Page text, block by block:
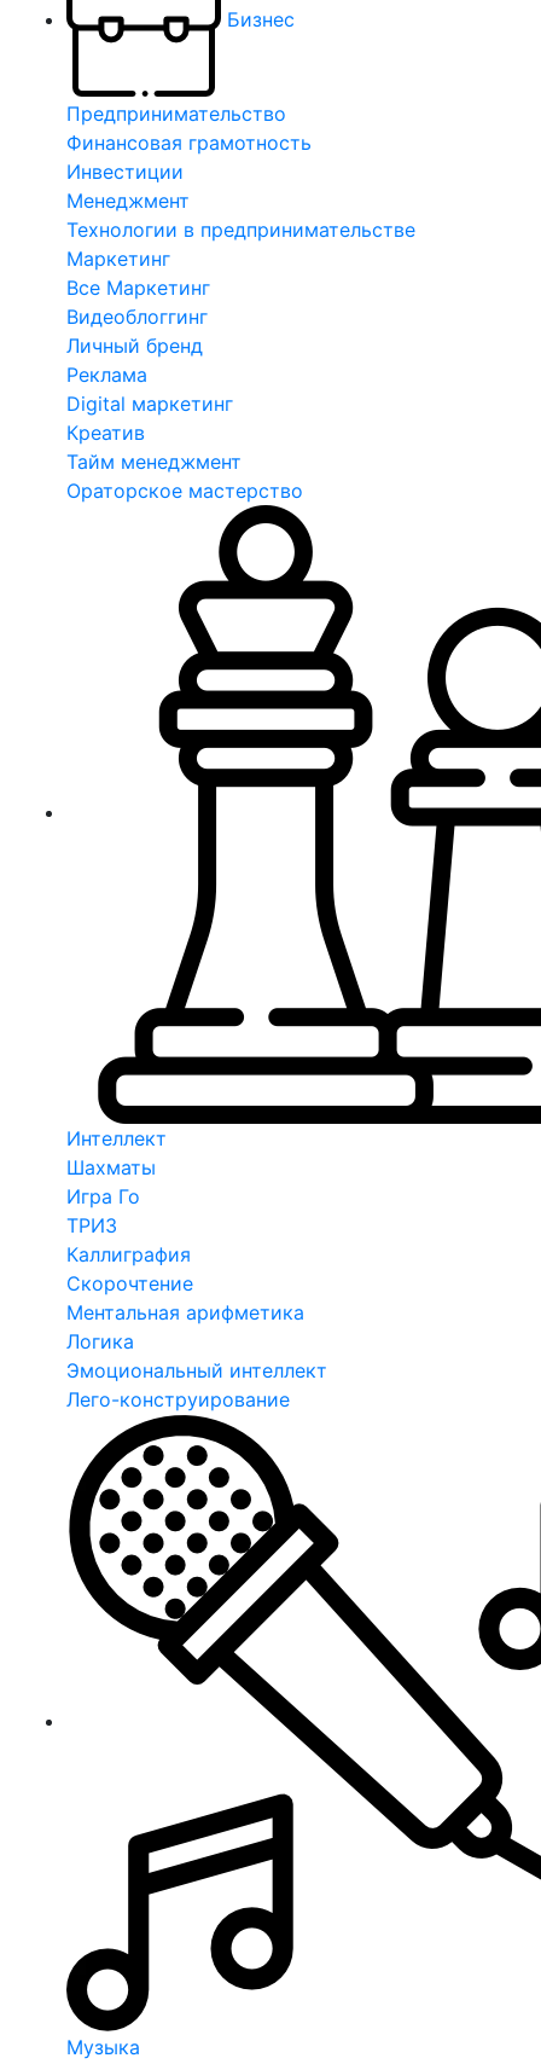
Бизнес
Предпринимательство
Финансовая грамотность
Инвестиции
Менеджмент
Технологии в предпринимательстве
Маркетинг
Все Маркетинг
Видеоблоггинг
Личный бренд
Реклама
Digital маркетинг
Креатив
Тайм менеджмент
Ораторское мастерство
Интеллект
Шахматы
Игра Го
ТРИЗ
Каллиграфия
Скорочтение
Ментальная арифметика
Логика
Эмоциональный интеллект
Лего-конструирование
Музыка